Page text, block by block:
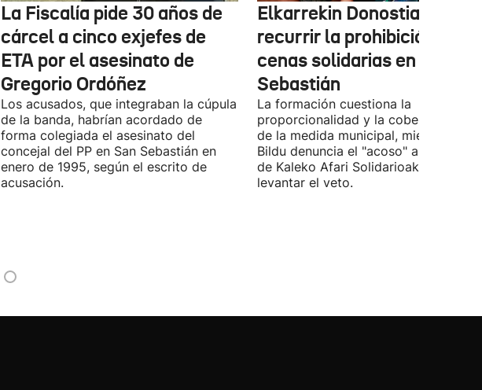
La Fiscalía pide 30 años de
cárcel a cinco exjefes de
ETA por el asesinato de
Gregorio Ordóñez
Los acusados, que integraban la cúpula
de la banda, habrían acordado de
forma colegiada el asesinato del
concejal del PP en San Sebastián en
enero de 1995, según el escrito de
acusación.
Elkarrekin Donostia
recurrir la prohibición de
cenas solidarias en San
Sebastián
La formación cuestiona la
proporcionalidad y la cobertura
de la medida municipal, mientras EH
Bildu denuncia el "acoso" a
de Kaleko Afari Solidarioak y pide
levantar el veto.